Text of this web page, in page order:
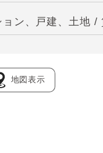
ン、戸建、土地 /
地図表示